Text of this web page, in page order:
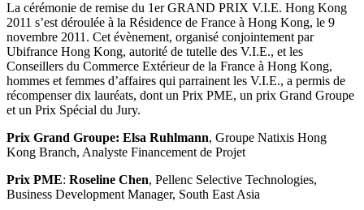
La cérémonie de remise du 1er GRAND PRIX V.I.E. Hong Kong
2011 s’est déroulée à la Résidence de France à Hong Kong, le 9
novembre 2011. Cet évènement, organisé conjointement par
Ubifrance Hong Kong, autorité de tutelle des V.I.E., et les
Conseillers du Commerce Extérieur de la France à Hong Kong,
hommes et femmes d’affaires qui parrainent les V.I.E., a permis de
récompenser dix lauréats, dont un Prix PME, un prix Grand Groupe
et un Prix Spécial du Jury.
Prix Grand Groupe: Elsa Ruhlmann, Groupe Natixis Hong
Kong Branch, Analyste Financement de Projet
Prix PME: Roseline Chen, Pellenc Selective Technologies,
Business Development Manager, South East Asia